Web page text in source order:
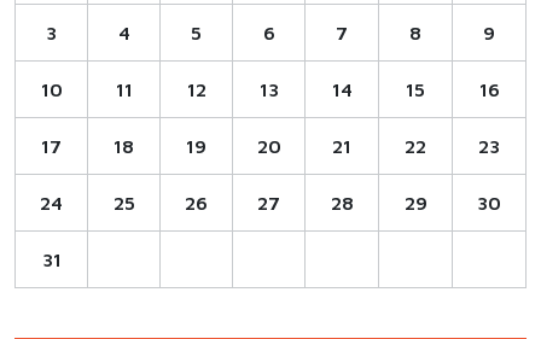
3 4 5 6 7 8 9
10 11 12 13 14 15 16
17 18 19 20 21 22 23
24 25 26 27 28 29 30
31